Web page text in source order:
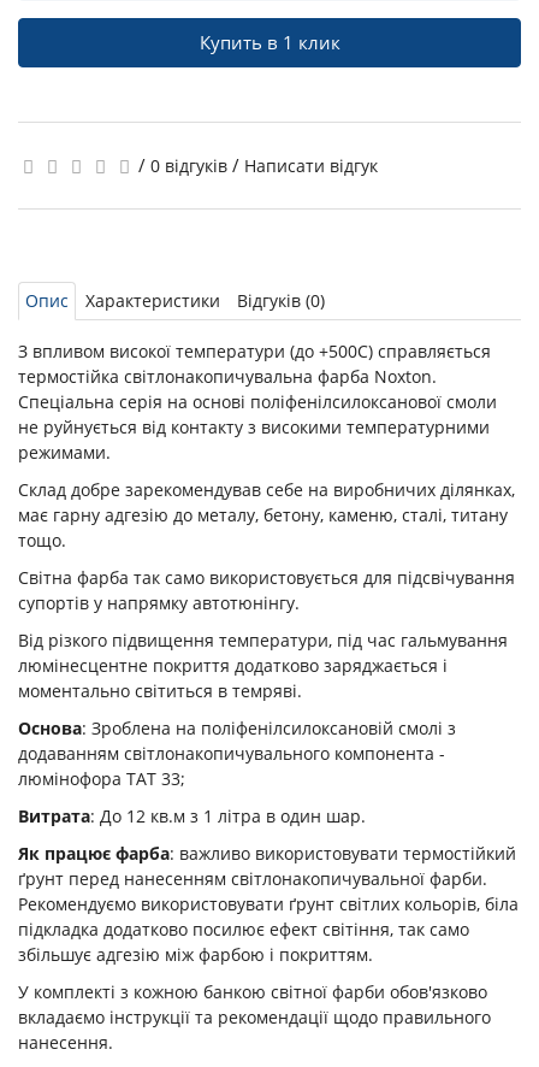
Купить в 1 клик
/ 0 відгуків / Написати відгук
Опис Характеристики Відгуків (0)
З впливом високої температури (до +500С) справляється
термостійка світлонакопичувальна фарба Noxton.
Спеціальна серія на основі поліфенілсилоксанової смоли
не руйнується від контакту з високими температурними
режимами.
Склад добре зарекомендував себе на виробничих ділянках,
має гарну адгезію до металу, бетону, каменю, сталі, титану
тощо.
Світна фарба так само використовується для підсвічування
супортів у напрямку автотюнінгу.
Від різкого підвищення температури, під час гальмування
люмінесцентне покриття додатково заряджається і
моментально світиться в темряві.
Основа: Зроблена на поліфенілсилоксановій смолі з
додаванням світлонакопичувального компонента -
люмінофора ТАТ 33;
Витрата: До 12 кв.м з 1 літра в один шар.
Як працює фарба: важливо використовувати термостійкий
ґрунт перед нанесенням світлонакопичувальної фарби.
Рекомендуємо використовувати ґрунт світлих кольорів, біла
підкладка додатково посилює ефект світіння, так само
збільшує адгезію між фарбою і покриттям.
У комплекті з кожною банкою світної фарби обов'язково
вкладаємо інструкції та рекомендації щодо правильного
нанесення.